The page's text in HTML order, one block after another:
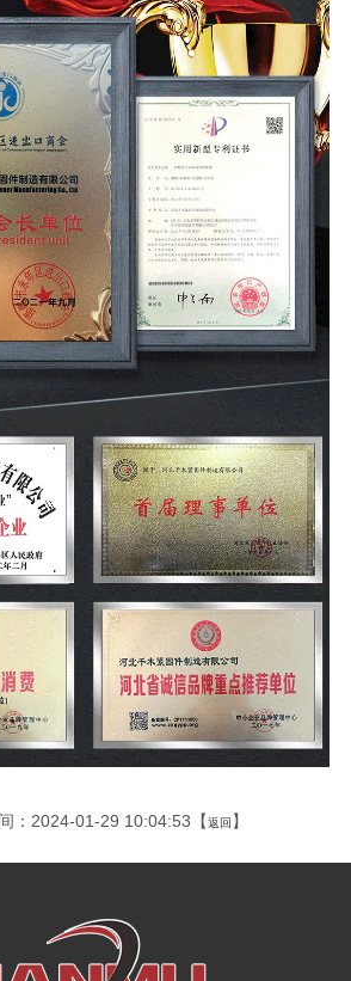
：2024-01-29 10:04:53【返回 】